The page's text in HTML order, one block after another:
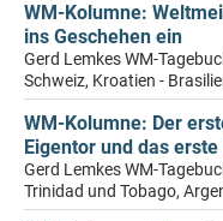
WM-Kolumne:
ins Geschehen ein
Gerd Lemkes WM-
Schweiz, Kroatien -
WM-Kolumne: Der
Eigentor und das
Gerd Lemkes WM-
Trinidad und Tobago,